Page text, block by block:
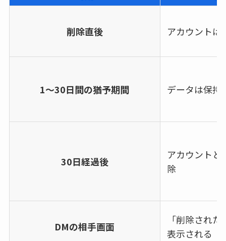
削除直後 アカウントは
1～30日間の猶予期間 データは保持
30日経過後
アカウントと
除
DMの相手画面
「削除され
表示される（